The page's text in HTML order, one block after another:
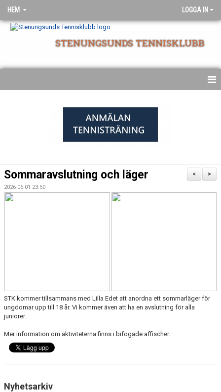
HEM LOGGA IN
STENUNGSUNDS TENNISKLUBB
>
<
Sommaravslutning och läger
2026-06-01 23:50
STK kommer tillsammans med Lilla Edet att anordna ett sommarläger för
ungdomar upp till 18 år. Vi kommer även att ha en avslutning för alla
juniorer.
Mer information om aktiviteterna finns i bifogade affischer.
Nyhetsarkiv